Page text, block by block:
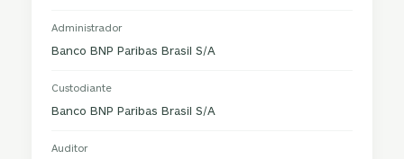
Administrador
Banco BNP Paribas Brasil S/A
Custodiante
Banco BNP Paribas Brasil S/A
Auditor